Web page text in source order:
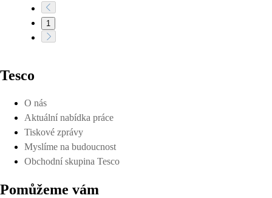
1
Tesco
O nás
Aktuální nabídka práce
Tiskové zprávy
Myslíme na budoucnost
Obchodní skupina Tesco
Pomůžeme vám